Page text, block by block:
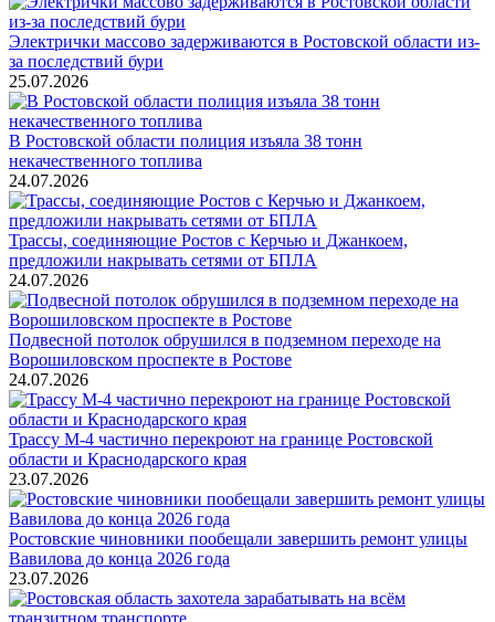
Электрички массово задерживаются в Ростовской области из-
за последствий бури
25.07.2026
В Ростовской области полиция изъяла 38 тонн
некачественного топлива
24.07.2026
Трассы, соединяющие Ростов с Керчью и Джанкоем,
предложили накрывать сетями от БПЛА
24.07.2026
Подвесной потолок обрушился в подземном переходе на
Ворошиловском проспекте в Ростове
24.07.2026
Трассу М-4 частично перекроют на границе Ростовской
области и Краснодарского края
23.07.2026
Ростовские чиновники пообещали завершить ремонт улицы
Вавилова до конца 2026 года
23.07.2026